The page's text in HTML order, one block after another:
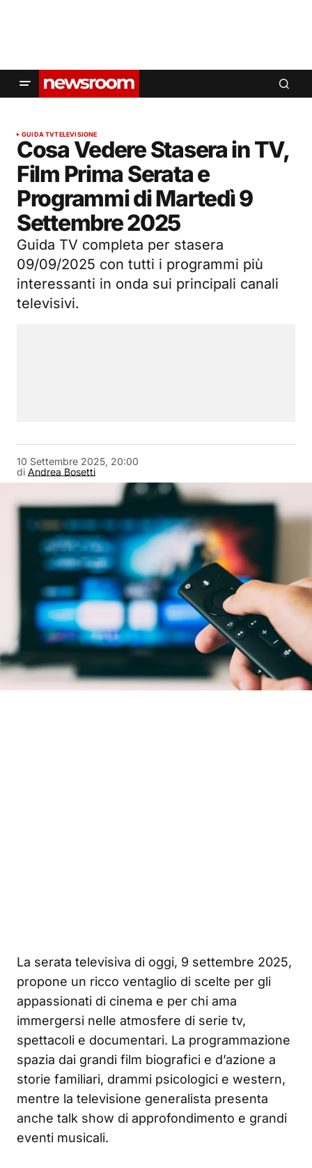
GUIDA TVTELEVISIONE
Cosa Vedere Stasera in TV,
Film Prima Serata e
Programmi di Martedì 9
Settembre 2025
Guida TV completa per stasera
09/09/2025 con tutti i programmi più
interessanti in onda sui principali canali
televisivi.
di Andrea Bosetti
10 Settembre 2025, 20:00
La serata televisiva di oggi, 9 settembre 2025,
propone un ricco ventaglio di scelte per gli
appassionati di cinema e per chi ama
immergersi nelle atmosfere di serie tv,
spettacoli e documentari. La programmazione
spazia dai grandi film biografici e d’azione a
storie familiari, drammi psicologici e western,
mentre la televisione generalista presenta
anche talk show di approfondimento e grandi
eventi musicali.